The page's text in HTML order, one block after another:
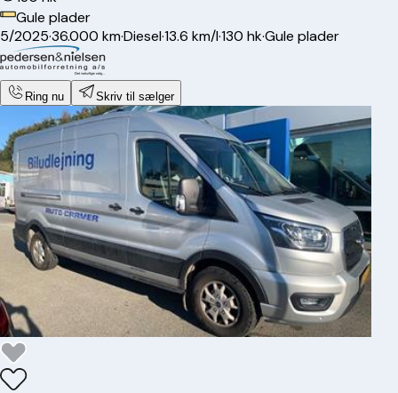
Gule plader
5/2025·36.000 km·Diesel·13.6 km/l·130 hk·Gule plader
Ring nu Skriv til sælger